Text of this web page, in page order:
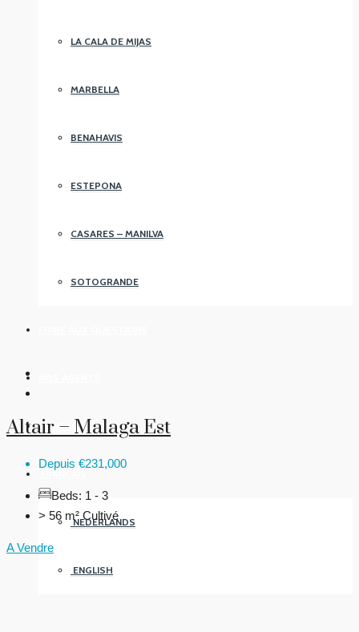
LA CALA DE MIJAS
MARBELLA
BENAHAVIS
ESTEPONA
CASARES – MANILVA
SOTOGRANDE
CONTACTEZ-NOUS
FRANÇAIS
NEDERLANDS
ENGLISH
Altair – Malaga Est
Depuis €231,000
Beds: 1 - 3
> 56 m² Cultivé
A Vendre